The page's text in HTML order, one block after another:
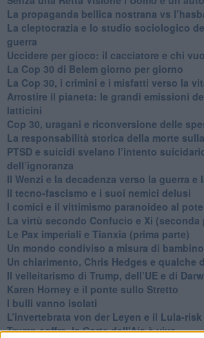
​La propaganda bellica nostrana vs
​La cleptocrazia e lo studio sociologico
guerra
​Uccidere per gioco: il cacciatore e chi
​La Cop 30 di Belem giorno per giorno
La Cop 30, i crimini e i misfatti verso la
Arrostire il pianeta: le grandi emissioni
latticini
​Cop 30, uragani e riconversione delle
La responsabilità storica della morte
PTSD e suicidi svelano l’intento
dell’ignoranza
Il Wenzi e la decadenza verso la guerra e
​Il tecno-fascismo e i suoi nemici delusi
​I comici e il vittimismo paranoideo al
​La virtù secondo Confucio e Xi (seconda
Le Pax imperiali e Tianxia (prima parte)
Un mondo condiviso a misura di bambino
​Un chiarimento, Chris Hedges e qualche
Il velleitarismo di Trump, dell’UE e di
​Karen Horney e il ponte sullo Stretto
​I bulli vanno isolati
L’invertebrata von der Leyen e il Lula-risk
Trump soffre, la Corte dell'Aia è viva